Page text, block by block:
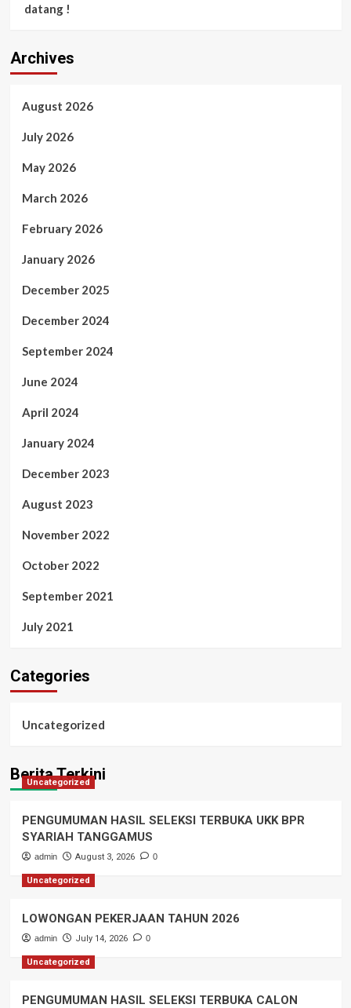
datang !
Archives
August 2026
July 2026
May 2026
March 2026
February 2026
January 2026
December 2025
December 2024
September 2024
June 2024
April 2024
January 2024
December 2023
August 2023
November 2022
October 2022
September 2021
July 2021
Categories
Uncategorized
Berita Terkini
Uncategorized
PENGUMUMAN HASIL SELEKSI TERBUKA UKK BPR
SYARIAH TANGGAMUS
admin August 3, 2026 0
Uncategorized
LOWONGAN PEKERJAAN TAHUN 2026
admin July 14, 2026 0
Uncategorized
PENGUMUMAN HASIL SELEKSI TERBUKA CALON